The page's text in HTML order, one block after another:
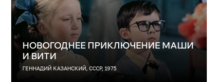
НОВОГОДНЕЕ ПРИКЛЮЧЕНИЕ МАШИ
И ВИТИ
ГЕННАДИЙ КАЗАНСКИЙ, СССР, 1975